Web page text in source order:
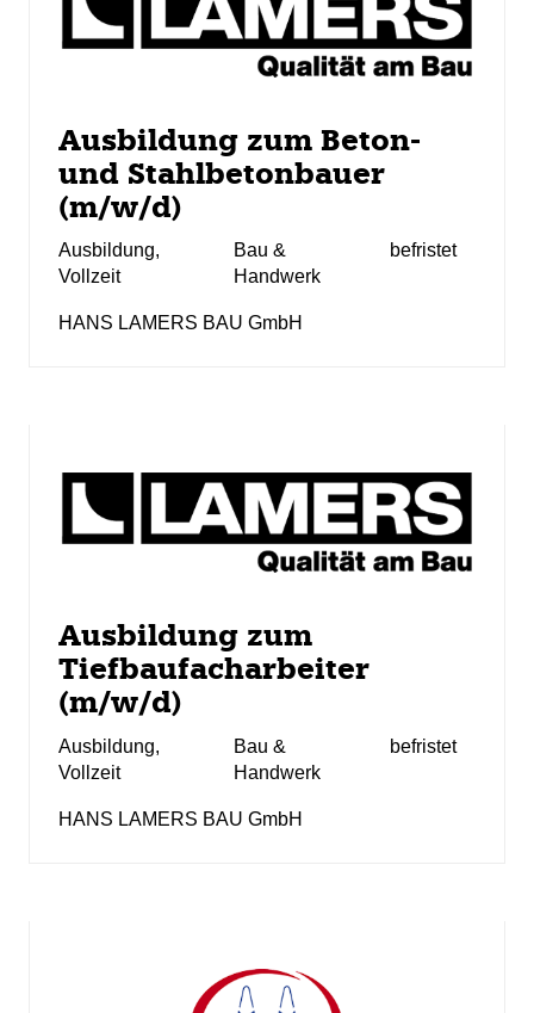
Ausbildung zum Beton-
und Stahlbetonbauer
(m/w/d)
Ausbildung,
Vollzeit
Bau &
Handwerk
befristet
HANS LAMERS BAU GmbH
Ausbildung zum
Tiefbaufacharbeiter
(m/w/d)
Ausbildung,
Vollzeit
Bau &
Handwerk
befristet
HANS LAMERS BAU GmbH